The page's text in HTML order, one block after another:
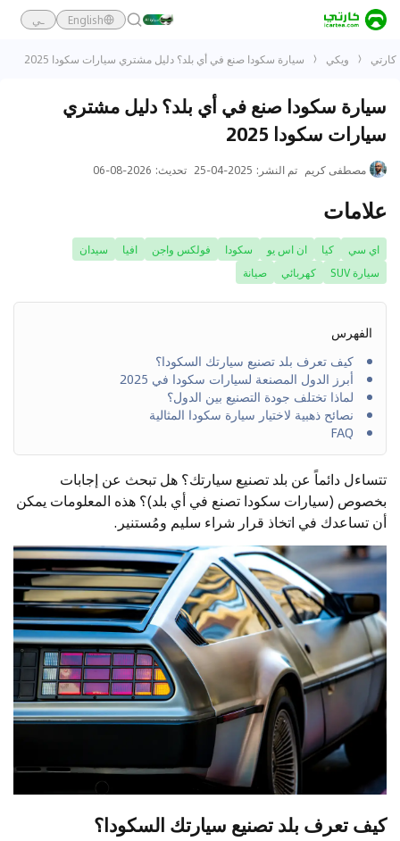
English ـي
كارتي ويكي سيارة سكودا صنع في أي بلد؟ دليل مشتري سيارات سكودا 2025
سيارة سكودا صنع في أي بلد؟ دليل مشتري
سيارات سكودا 2025
مصطفى كريم تم النشر :
2025-04-25 تحديث:
2026-08-06
علامات
اي سي كيا ان اس يو سكودا فولكس واجن افيا
سيدان
سيارة SUV
كهربائي صيانة
الفهرس
كيف تعرف بلد تصنيع سيارتك السكودا؟
أبرز الدول المصنعة لسيارات سكودا في 2025
لماذا تختلف جودة التصنيع بين الدول؟
نصائح ذهبية لاختيار سيارة سكودا المثالية
FAQ
تتساءل دائماً عن بلد تصنيع سيارتك؟ هل تبحث عن إجابات
بخصوص (سيارات سكودا تصنع في أي بلد)؟ هذه المعلومات يمكن
أن تساعدك في اتخاذ قرار شراء سليم ومُستنير.
كيف تعرف بلد تصنيع سيارتك السكودا؟